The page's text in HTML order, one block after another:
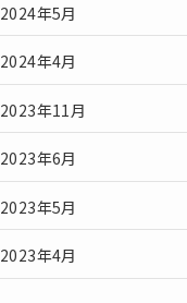
2024年5月
2024年4月
2023年11月
2023年6月
2023年5月
2023年4月